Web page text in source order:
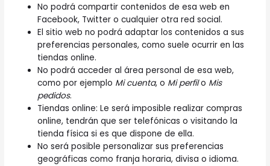
No podrá compartir contenidos de esa web en
Facebook, Twitter o cualquier otra red social.
El sitio web no podrá adaptar los contenidos a sus
preferencias personales, como suele ocurrir en las
tiendas online.
No podrá acceder al área personal de esa web,
como por ejemplo Mi cuenta, o Mi perfilo Mis
pedidos.
Tiendas online: Le será imposible realizar compras
online, tendrán que ser telefónicas o visitando la
tienda física si es que dispone de ella.
No será posible personalizar sus preferencias
geográficas como franja horaria, divisa o idioma.